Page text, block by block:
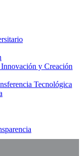
y Creación
Tecnológica